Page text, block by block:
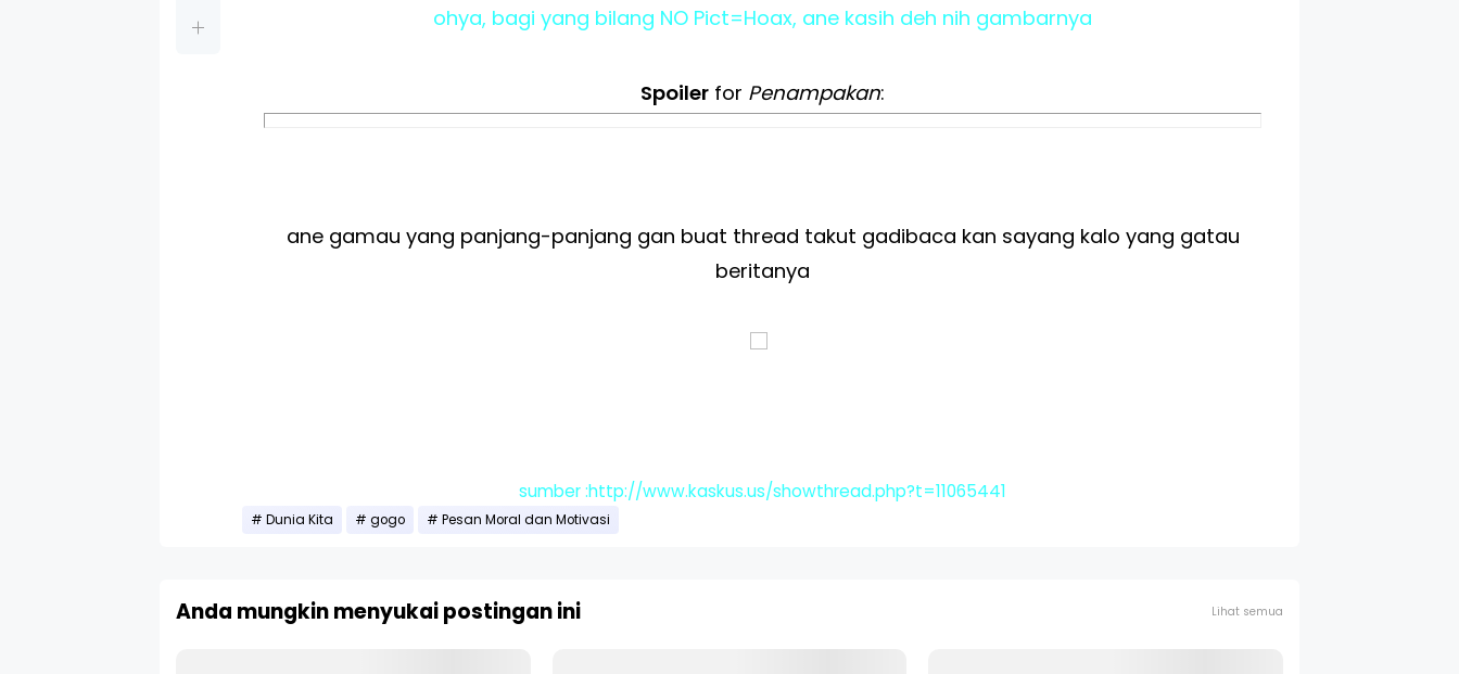
ohya, bagi yang bilang NO Pict=Hoax, ane kasih deh nih gambarnya
Spoiler for Penampakan:
ane gamau yang panjang-panjang gan buat thread takut gadibaca kan sayang kalo yang gatau
beritanya
sumber :http://www.kaskus.us/showthread.php?t=11065441
Dunia Kita gogo Pesan Moral dan Motivasi
Anda mungkin menyukai postingan ini Lihat semua